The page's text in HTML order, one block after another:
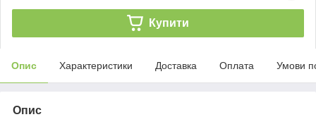
Купити
Опис Характеристики Доставка Оплата Умови
Опис